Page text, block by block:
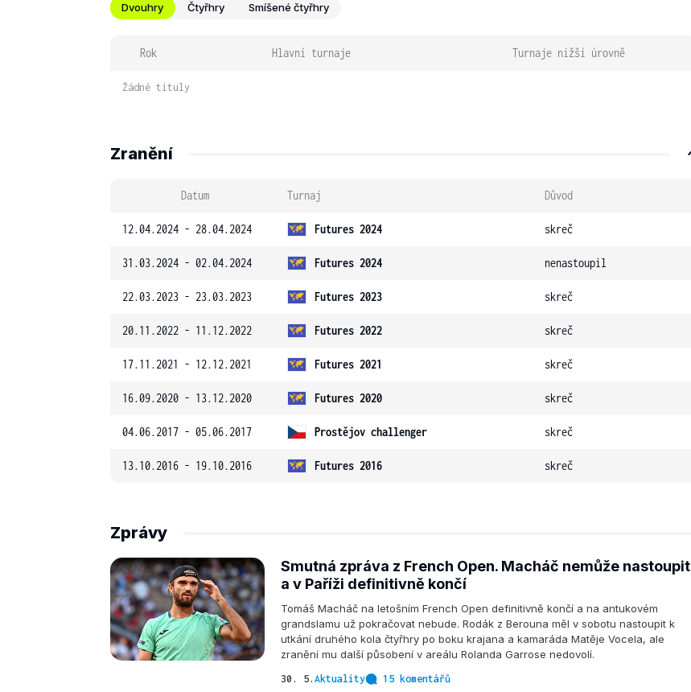
Dvouhry Čtyřhry Smíšené čtyřhry
Rok Hlavní turnaje Turnaje nižší úrovně
Žádné tituly
Zranění
Datum Turnaj Důvod
12.04.2024 - 28.04.2024 Futures 2024 skreč
31.03.2024 - 02.04.2024 Futures 2024 nenastoupil
22.03.2023 - 23.03.2023 Futures 2023 skreč
20.11.2022 - 11.12.2022 Futures 2022 skreč
17.11.2021 - 12.12.2021 Futures 2021 skreč
16.09.2020 - 13.12.2020 Futures 2020 skreč
04.06.2017 - 05.06.2017 Prostějov challenger skreč
13.10.2016 - 19.10.2016 Futures 2016 skreč
Zprávy
Smutná zpráva z French Open. Macháč nemůže nastoupit
a v Paříži definitivně končí
Tomáš Macháč na letošním French Open definitivně končí a na antukovém
grandslamu už pokračovat nebude. Rodák z Berouna měl v sobotu nastoupit k
utkání druhého kola čtyřhry po boku krajana a kamaráda Matěje Vocela, ale
zranění mu další působení v areálu Rolanda Garrose nedovolí.
30. 5. Aktuality 15 komentářů